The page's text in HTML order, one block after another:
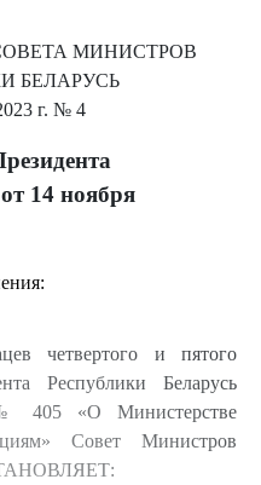
МИНИСТРОВ
БЕЛАРУСЬ
г. № 4
14 ноября
четвертого и пятого
Республики Беларусь
405 «О Министерстве
Совет Министров